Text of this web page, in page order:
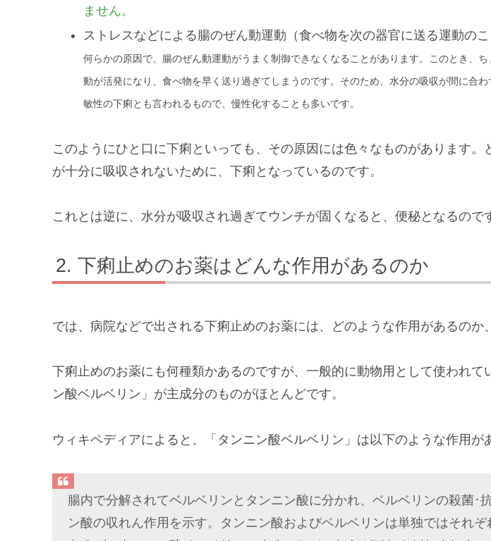
ません。
ストレスなどによる腸のぜん動運動（食べ物を次の器官に送る運動の
何らかの原因で、腸のぜん動運動がうまく制御できなくなることがあります。このとき、
動が活発になり、食べ物を早く送り過ぎてしまうのです。そのため、水分の吸収が間に合
敏性の下痢とも言われるもので、慢性化することも多いです。
このようにひと口に下痢といっても、その原因には色々なものがあります。
が十分に吸収されないために、下痢となっているのです。
これとは逆に、水分が吸収され過ぎてウンチが固くなると、便秘となるので
下痢止めのお薬はどんな作用があるのか
では、病院などで出される下痢止めのお薬には、どのような作用があるのか
下痢止めのお薬にも何種類かあるのですが、一般的に動物用として使われて
ン酸ベルベリン」が主成分のものがほとんどです。
ウィキペディアによると、「タンニン酸ベルベリン」は以下のような作用が
腸内で分解されてベルベリンとタンニン酸に分かれ、ベルベリンの殺菌･
ン酸の収れん作用を示す。タンニン酸およびベルベリンは単独ではそれ